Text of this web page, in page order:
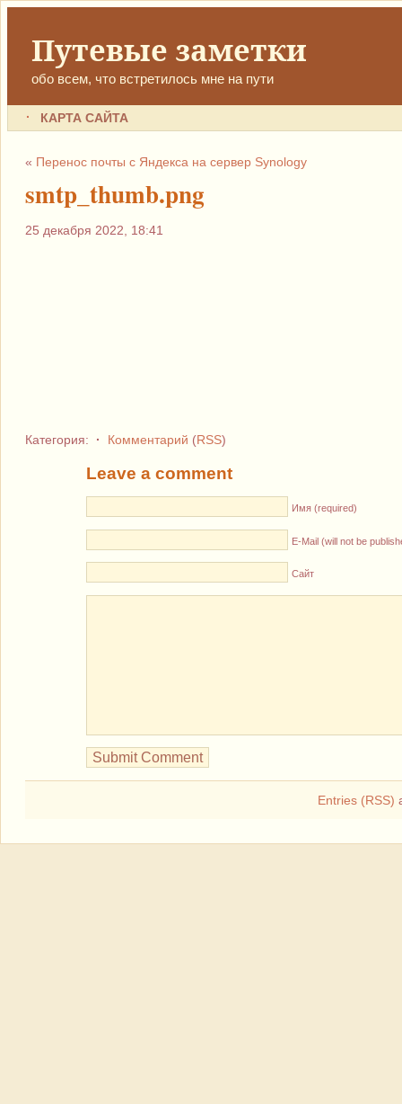
Путевые заметки
обо всем, что встретилось мне на пути
КАРТА САЙТА
« Перенос почты с Яндекса на сервер Synology
smtp_thumb.png
25 декабря 2022, 18:41
Категория: · Комментарий (RSS)
Leave a comment
Имя (required)
E-Mail (will not be
Сайт
Entries (RSS)